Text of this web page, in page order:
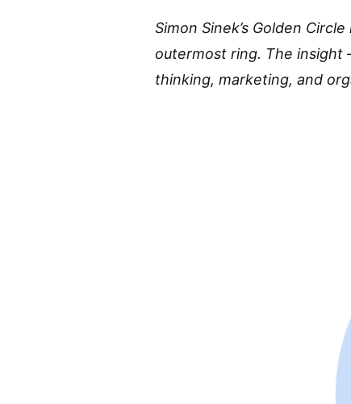
Simon Sinek’s Golden
outermost ring. The insight
thinking, marketing, and